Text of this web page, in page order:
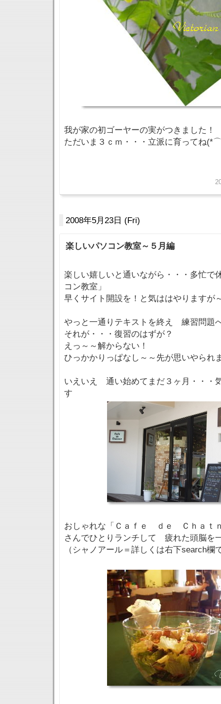
我が家の初ゴーヤーの実がつきました！
ただいま３ｃｍ・・・立派に育ってね
2008年5月23日 (Fri)
楽しいパソコン教室～５月編
楽しい嬉しいと通いながら・・・多忙で
コン教室」
早くサイト開設を！と気ははやりますが
やっと一通りテキストを終え 練習問題
それが・・・復習のはずが？
えっ～～解からない！
ひっかかりっぱなし～～先が思いやられ
いえいえ 通い始めてまだ３ヶ月・・・
す
おしゃれな「Ｃａｆｅ ｄｅ Ｃｈａｔ
さんでひとりランチして 疲れた頭脳を
（シャノアール＝詳しくは右下search